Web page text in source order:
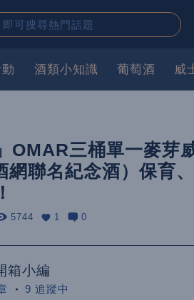
酒類小知識 葡萄酒 威
OMAR三桶單一麥芽
網聯名紀念酒）保育
5744 1 0
箱小編
9 追蹤中